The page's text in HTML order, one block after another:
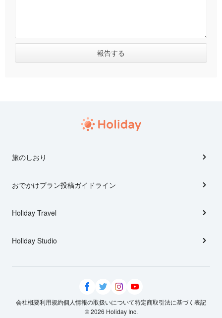
旅のしおり
おでかけプラン投稿ガイドライン
Holiday Travel
Holiday Studio
会社概要利用規約個人情報の取扱いについて特定商取引法に基づく表記
© 2026 Holiday Inc.